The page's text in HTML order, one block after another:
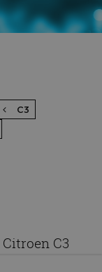
C3
C3